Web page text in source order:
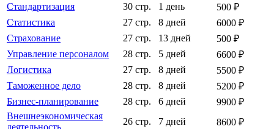
Стандартизация
30 стр. 1 день
500 ₽
Статистика
27 стр. 8 дней
6000 ₽
Страхование
27 стр. 13 дней
500 ₽
Управление персоналом
28 стр. 5 дней
6600 ₽
Логистика
27 стр. 8 дней
5500 ₽
Таможенное дело
28 стр. 8 дней
5200 ₽
Бизнес-планирование
28 стр. 6 дней
9900 ₽
Внешнеэкономическая
деятельность
26 стр. 7 дней
8600 ₽